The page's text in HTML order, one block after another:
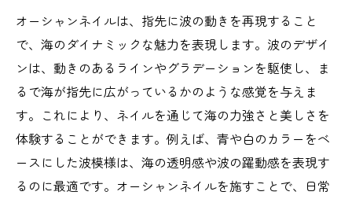
オーシャンネイルは、指先に波の動きを再現すること
で、海のダイナミックな魅力を表現します。波のデザイ
ンは、動きのあるラインやグラデーションを駆使し、ま
るで海が指先に広がっているかのような感覚を与えま
す。これにより、ネイルを通じて海の力強さと美しさを
体験することができます。例えば、青や白のカラーをベ
ースにした波模様は、海の透明感や波の躍動感を表現す
るのに最適です。オーシャンネイルを施すことで、日常